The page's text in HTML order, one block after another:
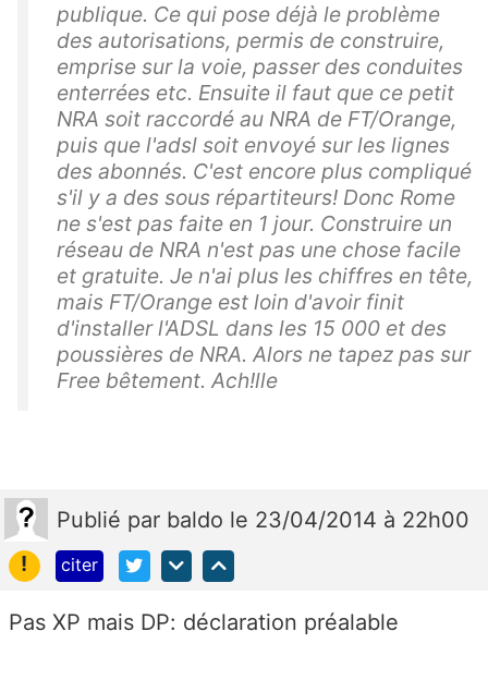
publique. Ce qui pose déjà le problème
des autorisations, permis de construire,
emprise sur la voie, passer des conduites
enterrées etc. Ensuite il faut que ce petit
NRA soit raccordé au NRA de FT/Orange,
puis que l'adsl soit envoyé sur les lignes
des abonnés. C'est encore plus compliqué
s'il y a des sous répartiteurs! Donc Rome
ne s'est pas faite en 1 jour. Construire un
réseau de NRA n'est pas une chose facile
et gratuite. Je n'ai plus les chiffres en tête,
mais FT/Orange est loin d'avoir finit
d'installer l'ADSL dans les 15 000 et des
poussières de NRA. Alors ne tapez pas sur
Free bêtement. Ach!lle
Publié par baldo le 23/04/2014 à 22h00
!
citer
Pas XP mais DP: déclaration préalable